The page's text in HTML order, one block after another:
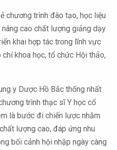
chương trình đào tạo, học liệu
cao chất lượng giảng dạy
khai hợp tác trong lĩnh vực
khoa học, tổ chức Hội thảo,
y Dược Hồ Bắc thống nhất
trình thạc sĩ Y học cổ
là bước đi chiến lược nhằm
lượng cao, đáp ứng nhu
bối cảnh hội nhập ngày càng